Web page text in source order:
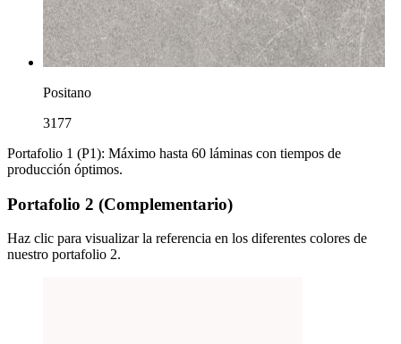
Positano
3177
Portafolio 1 (P1): Máximo hasta 60 láminas con tiempos de
producción óptimos.
Portafolio 2 (Complementario)
Haz clic para visualizar la referencia en los diferentes colores de
nuestro portafolio 2.